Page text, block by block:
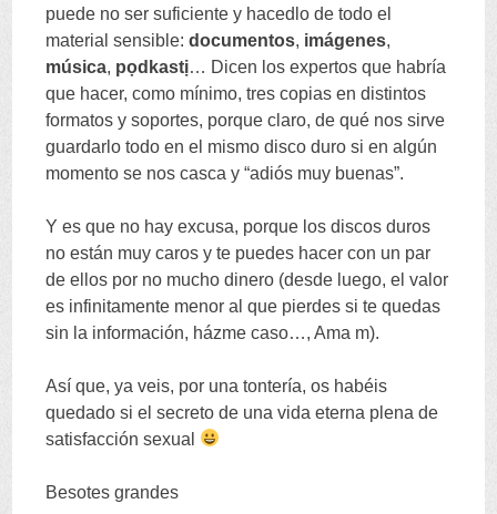
puede no ser suficiente y hacedlo de todo el
material sensible:documentos, imágenes,
música, pọdkastị… Dicen los expertos que habría
que hacer,como mínimo,tres copias en distintos
formatos y soportes, porque claro,de qué nos sirve
guardarlo todo en el mismo disco duro si en algún
momento se nos casca y “adiós muy buenas”.
Y es que no hay excusa, porque los discos duros
no están muy caros y te puedes hacer con un par
de ellos por no mucho dinero (desde luego,el valor
es infinitamente menor al que pierdes si te quedas
sin la información, házme caso…, Ama m).
Así que,ya veis, por una tontería,os habéis
quedado si el secreto de una vida eterna plena de
satisfacción sexual
Besotes grandes